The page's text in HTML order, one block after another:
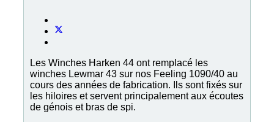
Les Winches Harken 44 ont remplacé les
winches Lewmar 43 sur nos Feeling 1090/40 au
cours des années de fabrication. Ils sont fixés sur
les hiloires et servent principalement aux écoutes
de génois et bras de spi.